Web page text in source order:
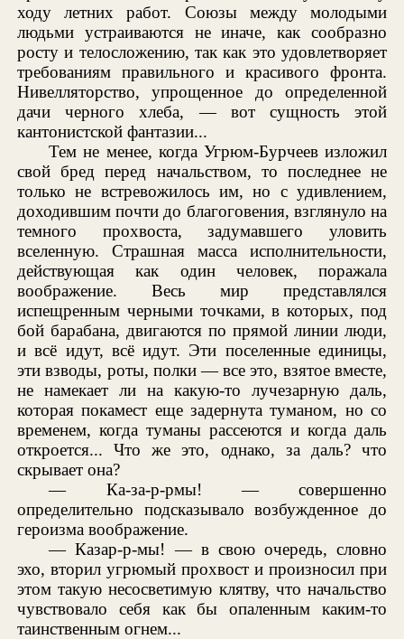
ходу летних работ. Союзы между молодыми
людьми устраиваются не иначе, как сообразно
росту и телосложению, так как это удовлетворяет
требованиям правильного и красивого фронта.
Нивелляторство, упрощенное до определенной
дачи черного хлеба, — вот сущность этой
кантонистской фантазии...
Тем не менее, когда Угрюм-Бурчеев изложил
свой бред перед начальством, то последнее не
только не встревожилось им, но с удивлением,
доходившим почти до благоговения, взглянуло на
темного прохвоста, задумавшего уловить
вселенную. Страшная масса исполнительности,
действующая как один человек, поражала
воображение. Весь мир представлялся
испещренным черными точками, в которых, под
бой барабана, двигаются по прямой линии люди,
и всё идут, всё идут. Эти поселенные единицы,
эти взводы, роты, полки — все это, взятое вместе,
не намекает ли на какую-то лучезарную даль,
которая покамест еще задернута туманом, но со
временем, когда туманы рассеются и когда даль
откроется... Что же это, однако, за даль? что
скрывает она?
— Ка-за-р-рмы! — совершенно
определительно подсказывало возбужденное до
героизма воображение.
— Казар-р-мы! — в свою очередь, словно
эхо, вторил угрюмый прохвост и произносил при
этом такую несосветимую клятву, что начальство
чувствовало себя как бы опаленным каким-то
таинственным огнем...